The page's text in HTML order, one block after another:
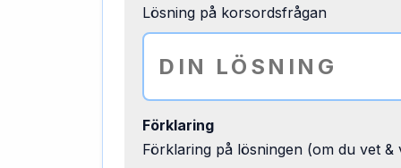
Lösning på korsordsfrågan
Förklaring
Förklaring på lösningen (om du vet &